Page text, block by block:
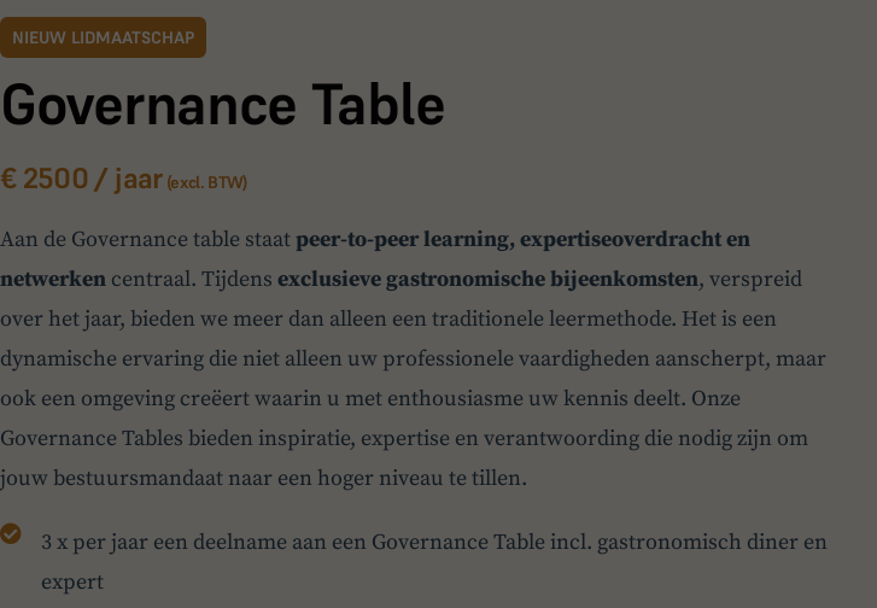
NIEUW LIDMAATSCHAP
Governance Table
€ 2500 / jaar(excl. BTW)
Aan de Governance table staatpeer-to-peer learning, expertiseoverdracht en
netwerken centraal. Tijdens exclusieve gastronomische bijeenkomsten, verspreid
over het jaar, bieden we meer dan alleen een traditionele leermethode. Het is een
dynamische ervaring die niet alleen uw professionele vaardigheden aanscherpt, maar
ook een omgeving creëert waarin u met enthousiasme uw kennis deelt. Onze
Governance Tables bieden inspiratie, expertise en verantwoording die nodig zijn om
jouw bestuursmandaat naar een hoger niveau te tillen.
3 x per jaar een deelname aan een Governance Table incl. gastronomisch diner en
expert